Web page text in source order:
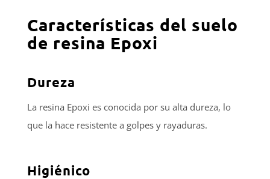
Características del suelo
de resina Epoxi
Dureza
La resina Epoxi es conocida por su alta dureza, lo
que la hace resistente a golpes y rayaduras.
Higiénico